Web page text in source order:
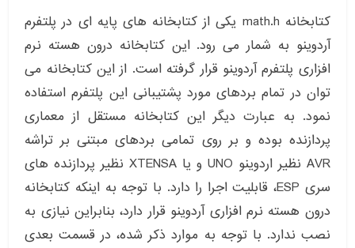
کتابخانه math.h یکی از کتابخانه های پایه ای در پلتفرم
آردوینو به شمار می رود. این کتابخانه درون هسته نرم
افزاری پلتفرم آردوینو قرار گرفته است. از این کتابخانه می
توان در تمام بردهای مورد پشتیبانی این پلتفرم استفاده
نمود. به عبارت دیگر این کتابخانه مستقل از معماری
پردازنده بوده و بر روی تمامی بردهای مبتنی بر تراشه
AVR نظیر اردوینو UNO و یا XTENSA نظیر پردازنده های
سری ESP، قابلیت اجرا را دارد. با توجه به اینکه کتابخانه
درون هسته نرم افزاری آردوینو قرار دارد، بنابراین نیازی به
نصب ندارد. با توجه به موارد ذکر شده، در قسمت بعدی